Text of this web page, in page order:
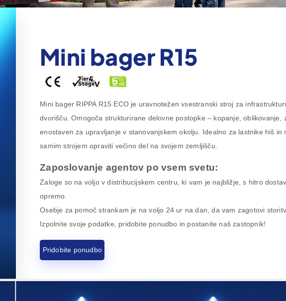
Mini bager R15
Mini bager RIPPA R15 ECO je uravnotežen vsestranski stroj za
dvorišču. Omogoča strukturirane delovne postopke – kopanje, oblikovanje,
enostaven za upravljanje v stanovanjskem okolju. Idealno za lastnike hiš in
samim strojem opraviti večino del na svojem zemljišču.
Zaposlovanje agentov po vsem svetu:
Zaloge so na voljo v distribucijskem centru, ki vam je najbližje, s hitro
opremo.
Osebje za pomoč strankam je na voljo 24 ur na dan, da vam zagotovi
Izpolnite svoje podatke, pridobite ponudbo in postanite naš zastopnik!
Pridobite ponudbo